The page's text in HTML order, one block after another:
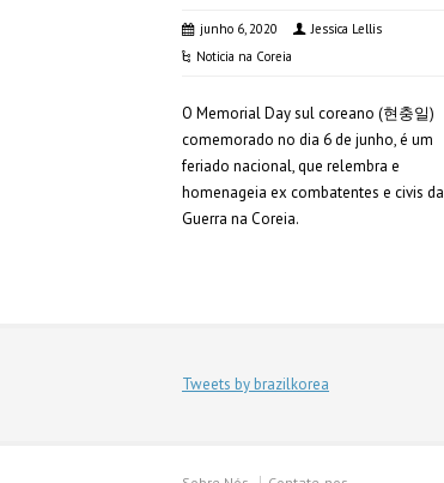
junho 6, 2020
Jessica Lellis
Noticia na Coreia
O Memorial Day sul coreano (현충일)
comemorado no dia 6 de junho, é um
feriado nacional, que relembra e
homenageia ex combatentes e civis da
Guerra na Coreia.
Tweets by brazilkorea